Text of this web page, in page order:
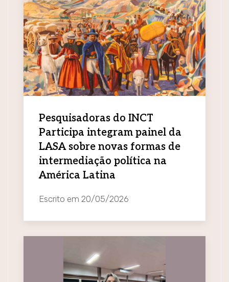
Pesquisadoras do INCT
Participa integram painel da
LASA sobre novas formas de
intermediação política na
América Latina
Escrito em 20/05/2026